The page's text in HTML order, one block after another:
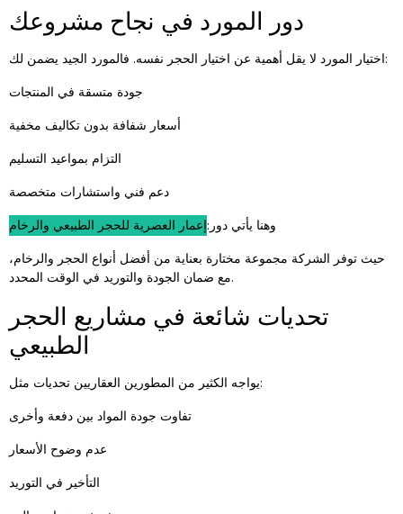
دور المورد في نجاح مشروعك
اختيار المورد لا يقل أهمية عن اختيار الحجر نفسه. فالمورد الجيد يضمن لك:
جودة متسقة في المنتجات
أسعار شفافة بدون تكاليف مخفية
التزام بمواعيد التسليم
دعم فني واستشارات متخصصة
وهنا يأتي دور:إعمار العصرية للحجر الطبيعي والرخام
حيث توفر الشركة مجموعة مختارة بعناية من أفضل أنواع الحجر والرخام،
مع ضمان الجودة والتوريد في الوقت المحدد.
تحديات شائعة في مشاريع الحجر
الطبيعي
يواجه الكثير من المطورين العقاريين تحديات مثل:
تفاوت جودة المواد بين دفعة وأخرى
عدم وضوح الأسعار
التأخير في التوريد